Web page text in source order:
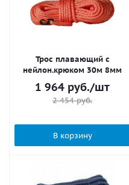
Трос плавающий с
нейлон.крюком 30м 8мм
1 964 руб./шт
2 454руб.
В корзину